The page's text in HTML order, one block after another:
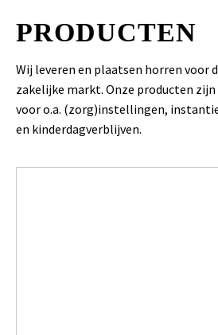
PRODUCTEN
Wij leveren en plaatsen horren voor
zakelijke markt. Onze producten
voor o.a. (zorg)instellingen,
en kinderdagverblijven.